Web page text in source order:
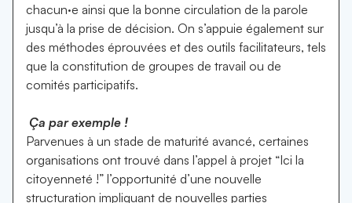
chacun·e ainsi que la bonne circulation de la parole
jusqu’à la prise de décision. On s’appuie également sur
des méthodes éprouvées et des outils facilitateurs, tels
que la constitution de groupes de travail ou de
comités participatifs.
Ça par exemple !
Parvenues à un stade de maturité avancé, certaines
organisations ont trouvé dans l’appel à projet “Ici la
citoyenneté !” l’opportunité d’une nouvelle
structuration impliquant de nouvelles parties